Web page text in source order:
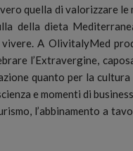
quella di valorizzare
della dieta
A OlivitalyMed
l’Extravergine,
quanto per la
e momenti di
l’abbinamento a